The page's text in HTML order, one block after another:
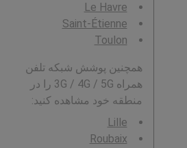
Le Havre
Saint-Étienne
Toulon
همچنین پوشش شبکه تلفن
همراه 3G / 4G / 5G را در
منطقه خود مشاهده کنید:
Lille
Roubaix